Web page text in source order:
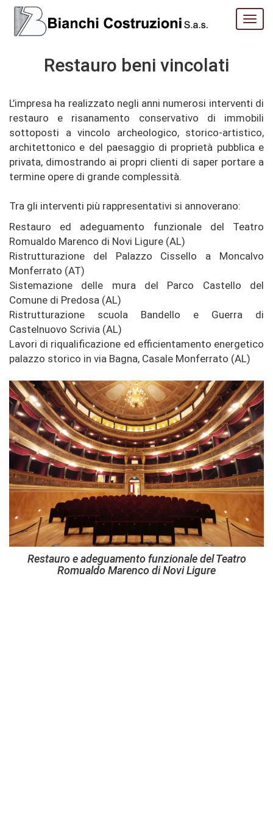
Restauro beni vincolati
L’impresa ha realizzato negli anni numerosi interventi di
restauro e risanamento conservativo di immobili
sottoposti a vincolo archeologico, storico-artistico,
architettonico e del paesaggio di proprietà pubblica e
privata, dimostrando ai propri clienti di saper portare a
termine opere di grande complessità.
Tra gli interventi più rappresentativi si annoverano:
Restauro ed adeguamento funzionale del Teatro
Romualdo Marenco di Novi Ligure (AL)
Ristrutturazione del Palazzo Cissello a Moncalvo
Monferrato (AT)
Sistemazione delle mura del Parco Castello del
Comune di Predosa (AL)
Ristrutturazione scuola Bandello e Guerra di
Castelnuovo Scrivia (AL)
Lavori di riqualificazione ed efficientamento energetico
palazzo storico in via Bagna, Casale Monferrato (AL)
Restauro e adeguamento funzionale del Teatro
Romualdo Marenco di Novi Ligure